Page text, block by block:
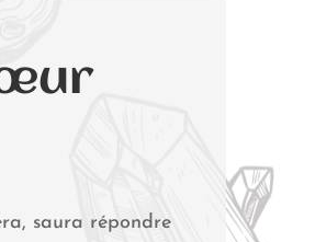
saura répondre